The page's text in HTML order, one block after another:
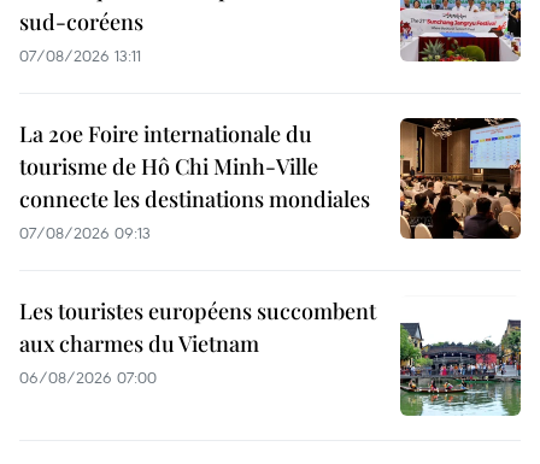
sud-coréens
07/08/2026 13:11
La 20e Foire internationale du
tourisme de Hô Chi Minh-Ville
connecte les destinations mondiales
07/08/2026 09:13
Les touristes européens succombent
aux charmes du Vietnam
06/08/2026 07:00